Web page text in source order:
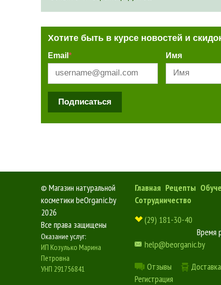
Хотите быть в курсе новостей и
Email * Имя
Подписаться
© Магазин натуральной
косметики beOrganic.by
2026
Все права защищены
Оказание услуг:
ИП Козулько Марина
Петровна
УНП 291756841
Главная Рецепты
Сотрудничество
(29) 181-30-40
Время
help@beorganic.by
Отзывы
Регистрация